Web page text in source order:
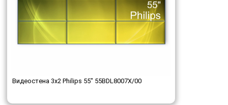
Видеостена 3x2 Philips 55" 55BDL8007X/00